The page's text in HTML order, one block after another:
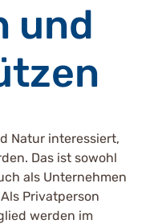
und
Natur interessiert,
Das ist sowohl
als Unternehmen
Privatperson
werden im